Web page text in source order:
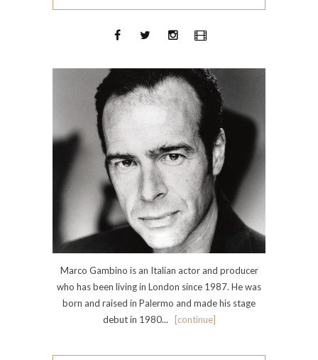
Marco Gambino is an Italian actor and producer
who has been living in London since 1987. He was
born and raised in Palermo and made his stage
debut in 1980...
[continue]